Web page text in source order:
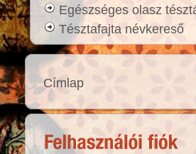
Egészséges olasz
Tésztafajta névkereső
Címlap